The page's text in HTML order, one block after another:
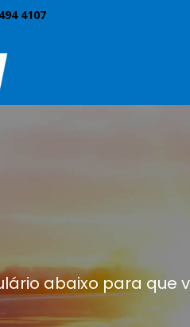
4107
abaixo para que